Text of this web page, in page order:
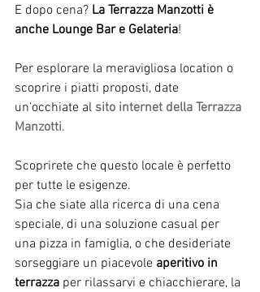
E dopo cena? La Terrazza Manzotti è
anche Lounge Bar e Gelateria!
Per esplorare la meravigliosa location o
scoprire i piatti proposti, date
un’occhiate al sito internet della Terrazza
Manzotti.
Scoprirete che questo locale è perfetto
per tutte le esigenze.
Sia che siate alla ricerca di una cena
speciale, di una soluzione casual per
una pizza in famiglia, o che desideriate
sorseggiare un piacevole aperitivo in
terrazza per rilassarvi e chiacchierare, la